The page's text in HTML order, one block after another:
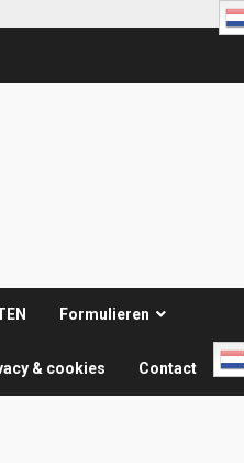
Formulieren
& cookies Contact